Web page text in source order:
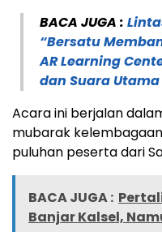
BACA JUGA :
“Bersatu
AR Learning
dan Suara Utama
Acara ini berjalan
mubarak
puluhan peserta dari
BACA JUGA :
Banjar Kalsel,